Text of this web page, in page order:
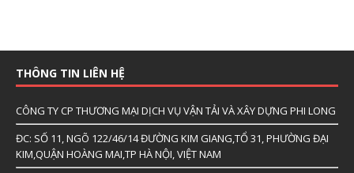
THÔNG TIN LIÊN HỆ
CÔNG TY CP THƯƠNG MẠI DỊCH VỤ VẬN TẢI VÀ XÂY DỰNG PHI LONG
ĐC: SỐ 11, NGÕ 122/46/14 ĐƯỜNG KIM GIANG,TỔ 31, PHƯỜNG ĐẠI
KIM,QUẬN HOÀNG MAI,TP HÀ NỘI, VIỆT NAM